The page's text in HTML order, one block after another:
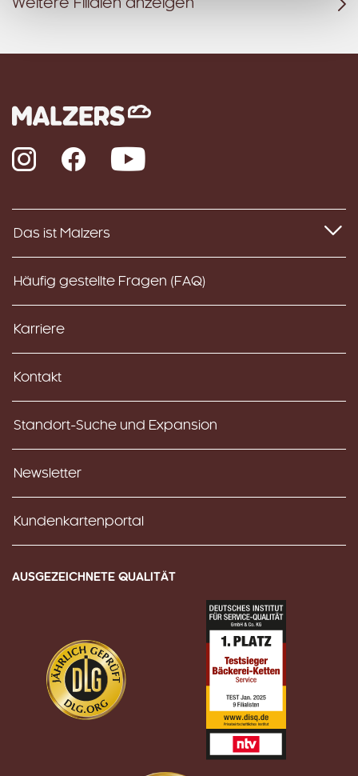
Weitere Filialen anzeigen
InstagramFacebook YouTube
Das ist Malzers
Häufig gestellte Fragen (FAQ)
Karriere
Kontakt
Standort-Suche und Expansion
Newsletter
Kundenkartenportal
AUSGEZEICHNETE QUALITÄT